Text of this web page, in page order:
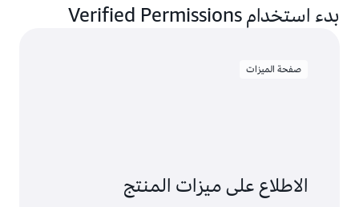
بدء استخدام Verified Permissions
صفحة الميزات
الاطلاع على ميزات المنتج